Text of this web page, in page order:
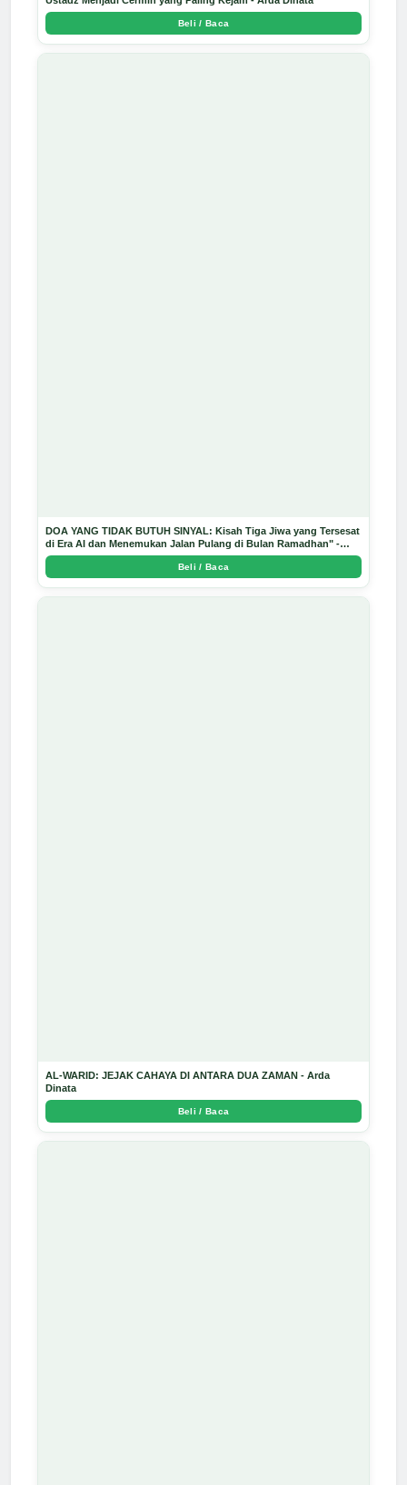
Beli / Baca
DOA YANG TIDAK BUTUH SINYAL: Kisah Tiga Jiwa yang Tersesat
di Era AI dan Menemukan Jalan Pulang di Bulan Ramadhan" -
Arda Dinata
Beli / Baca
AL-WARID: JEJAK CAHAYA DI ANTARA DUA ZAMAN - Arda
Dinata
Beli / Baca